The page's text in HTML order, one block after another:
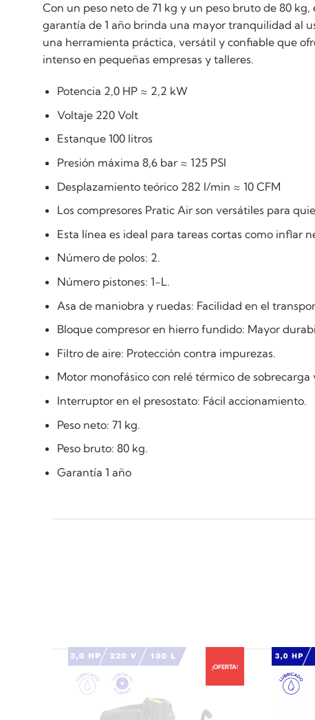
Con un peso neto de 71 kg y un peso bruto de 80
garantía de 1 año brinda una mayor tranquilidad al
una herramienta práctica, versátil y confiable que
intenso en pequeñas empresas y talleres.
Potencia 2,0 HP ≈ 2,2 kW
Voltaje 220 Volt
Estanque 100 litros
Presión máxima 8,6 bar ≈ 125 PSI
Desplazamiento teórico 282 l/min ≈ 10 CFM
Los compresores Pratic Air son versátiles para
Esta línea es ideal para tareas cortas como inflar
Número de polos: 2.
Número pistones: 1-L.
Asa de maniobra y ruedas: Facilidad en el
Bloque compresor en hierro fundido: Mayor
Filtro de aire: Protección contra impurezas.
Motor monofásico con relé térmico de
Interruptor en el presostato: Fácil accionamiento.
Peso neto: 71 kg.
Peso bruto: 80 kg.
Garantía 1 año
¡OFERTA!